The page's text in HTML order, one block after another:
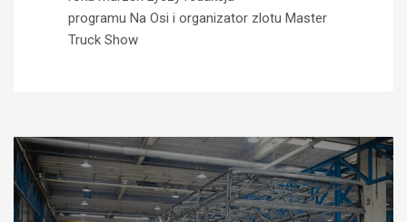
programu Na Osi i organizator zlotu Master
Truck Show